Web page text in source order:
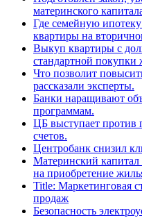
материнского
Где семейную
квартиры на
Выкуп квартиры с
стандартной покупки
Что позволит
рассказали эксперты.
Банки наращивают
программам.
ЦБ выступает против
счетов.
Центробанк снизил
Материнский капитал
на приобретение
Title: Маркетинговая
продаж
Безопасность